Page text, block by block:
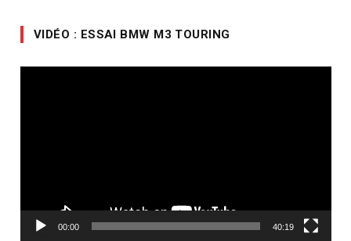
VIDÉO : ESSAI BMW M3 TOURING
00:00 40:19